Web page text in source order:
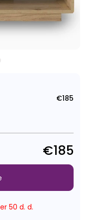
€185
€185
50 d. d.